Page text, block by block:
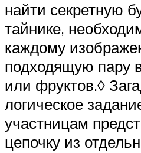
найти секретную
тайнике,
каждому
подходящую пару
или фруктов.◊
логическое
участницам
цепочку из